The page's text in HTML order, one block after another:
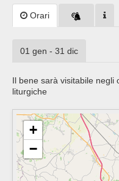
Orari
01 gen - 31 dic
Il bene sarà visitabile negli
liturgiche
+
−